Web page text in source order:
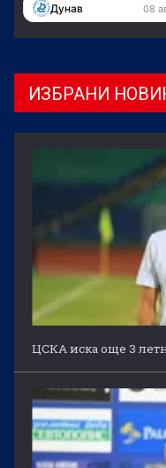
Дунав 08
ИЗБРАНИ
ЦСКА иска още 3